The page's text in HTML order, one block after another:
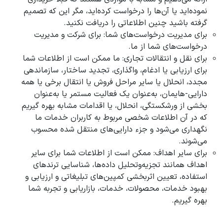
نموده‌اید یا آن‌ها را درخواست کرده‌اید، مگر این که تصمیم
گرفته باشید چنین اطلاعاتی را دریافت نکنید.
برای مدیریت درخواست‌های شما: برای شرکت و مدیریت
درخواست‌های شما از ما.
برای نقل و انتقالات تجاری: ما ممکن است از اطلاعات شما
برای ارزیابی یا ادغام، واگذاری، تجدید ساختار، سازماندهی
مجدد، انحلال یا سایر مراحل فروش یا انتقال برخی یا همه
دارایی-هایمان، به‌عنوان یک فعالیت مستمر یا به‌عنوان
بخشی از ورشکستگی، انحلال، یا اقدامات مشابه بهره گیریم
که در آن اطلاعات شخصی مربوط به کاربران خدمات ما
نگهداری می‌شود و جزء دارایی‌های منتقل شده محسوب
می‌شوند.
برای سایر اهداف: ممکن است از اطلاعات شما برای سایر
اهداف همانند تجزیه‌وتحلیل داده‌ها، شناسایی ترندهای
استفاده، تعیین اثربخشی کمپین‌های تبلیغاتی و ارزیابی و
بهبود خدمات، محصولات، خدمات، بازاریابی و تجربه شما
بهره گیریم.